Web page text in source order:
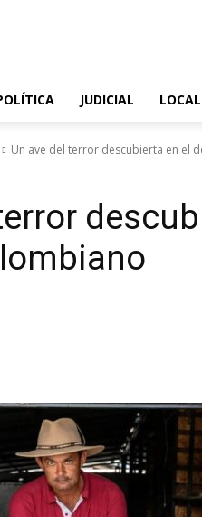
JUDICIAL
Un ave del terror descubierta en el